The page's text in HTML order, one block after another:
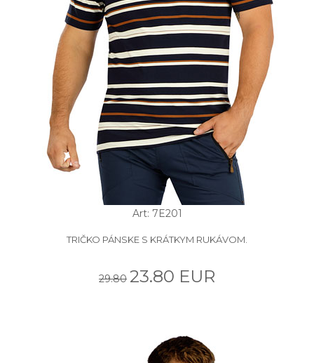
Art: 7E201
TRIČKO PÁNSKE S KRÁTKYM RUKÁVOM.
29.80 23.80 EUR